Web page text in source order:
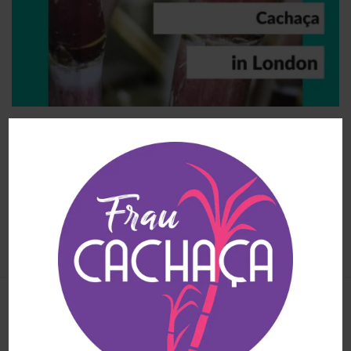
Freudentränen – Cachaça erobert London!
Ende Januar haben sich zwei Cachaça-Enthusiasten von „House
of Cachaça“
ANGESEHENE ARTIKEL